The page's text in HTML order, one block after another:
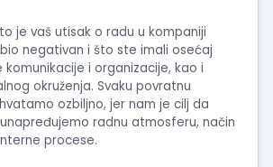
je vaš utisak o radu u kompaniji
bio negativan i što ste imali osećaj
i organizacije, kao i
okruženja. Svaku povratnu
ozbiljno, jer nam je cilj da
radnu atmosferu, način
procese.